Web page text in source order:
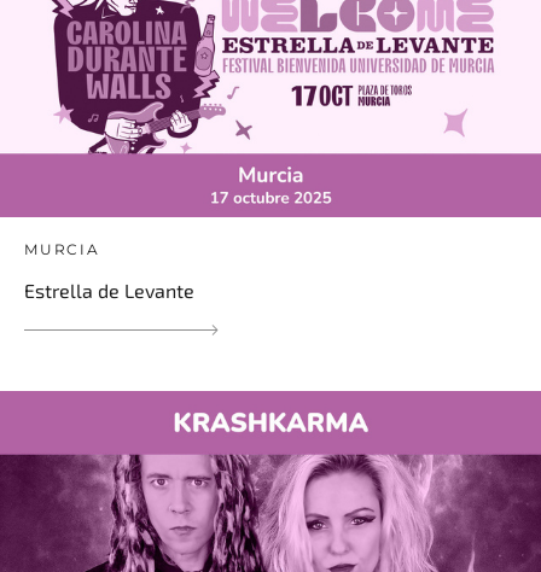
MURCIA
Estrella de Levante